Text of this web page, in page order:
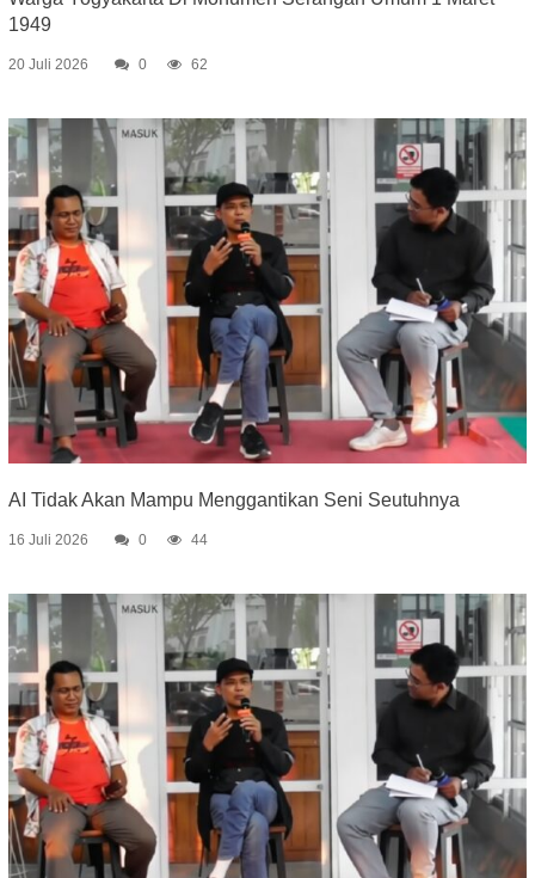
1949
20 Juli 2026 0 62
AI Tidak Akan Mampu Menggantikan Seni Seutuhnya
16 Juli 2026 0 44